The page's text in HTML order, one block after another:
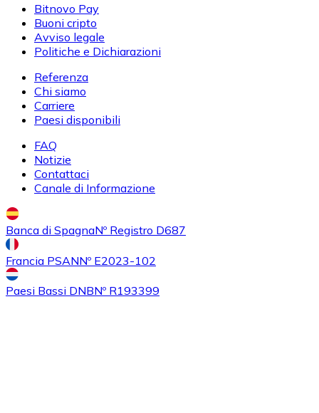
AcquistareEthereum Classic
ETC
Acquistare
ALGO
Bitnovo Pay
Buoni cripto
Avviso legale
Politiche e Dichiarazioni
Referenza
Chi siamo
Carriere
Paesi disponibili
FAQ
Notizie
Contattaci
Canale di Informazione
Banca di SpagnaNº Registro D687
Francia PSANNº E2023-102
Paesi Bassi DNBNº R193399